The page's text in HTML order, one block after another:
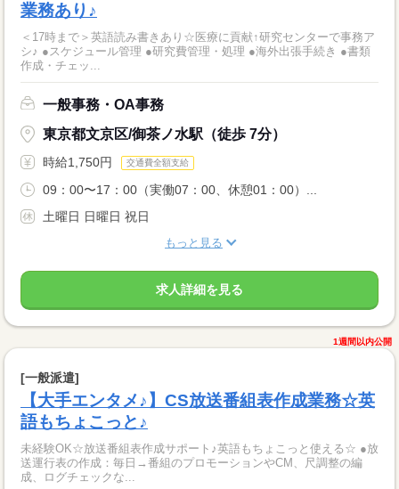
業務あり♪
＜17時まで＞英語読み書きあり☆医療に貢献↑研究センターで事務ア
シ♪ ●スケジュール管理 ●研究費管理・処理 ●海外出張手続き ●書類
作成・チェッ...
一般事務・OA事務
東京都文京区/御茶ノ水駅（徒歩 7分）
時給1,750円 交通費全額支給
09：00〜17：00（実働07：00、休憩01：00）...
土曜日 日曜日 祝日
もっと見る
求人詳細を見る
1週間以内公開
[一般派遣]
【大手エンタメ♪】CS放送番組表作成業務☆英
語もちょこっと♪
未経験OK☆放送番組表作成サポート♪英語もちょこっと使える☆ ●放
送運行表の作成：毎日→番組のプロモーションやCM、尺調整の編
成、ログチェックな...